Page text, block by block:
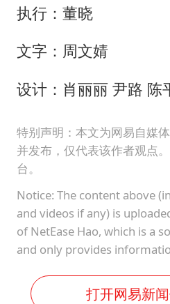
执行：董晓
文字：周文婧
设计：肖丽丽 尹路 陈
特别声明：本文为网易自媒
并发布，仅代表该作者观点
台。
Notice: The content above
and videos if any) is
of NetEase Hao, which is a
and only provides
打开网易新